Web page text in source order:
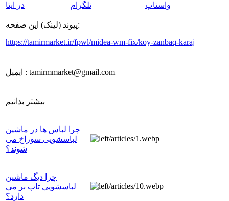
پیوند (لینک) این صفحه:
https://tamirmarket.ir/fpwl/midea-wm-fix/koy-zanbaq-karaj
ایمیل : tamirmmarket@gmail.com
بیشتر بدانیم
چرا لباس ها در ماشین
لباسشویی سوراخ می
شوند؟
چرا دیگ ماشین
لباسشویی تاب بر می
دارد؟